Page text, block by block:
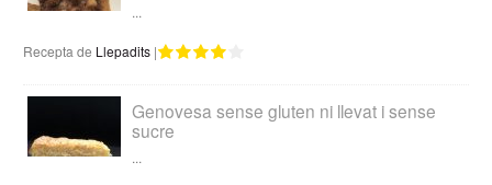
...
Recepta de Llepadits |
Genovesa sense gluten ni llevat i sense
sucre
...